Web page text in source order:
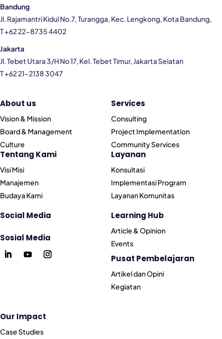
Bandung
Jl. Rajamantri Kidul No.7, Turangga, Kec. Lengkong, Kota Bandung,
T +62 22-8735 4402
Jakarta
Jl. Tebet Utara 3/H No 17, Kel. Tebet Timur, Jakarta Selatan
T +62 21-2138 3047
About us
Vision & Mission
Board & Management
Culture
Tentang Kami
Visi Misi
Manajemen
Budaya Kami
Social Media
Sosial Media
Services
Consulting
Project Implementation
Community Services
Layanan
Konsultasi
Implementasi Program
Layanan Komunitas
Learning Hub
Article & Opinion
Events
Pusat Pembelajaran
Artikel dan Opini
Kegiatan
Our Impact
Case Studies